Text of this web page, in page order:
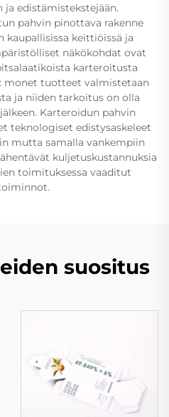
edistämistekstejään.
pahvin pinottava rakenne
keittiöissä ja
näkökohdat ovat
karteroitusta
monet tuotteet valmistetaan
ja niiden tarkoitus on olla
Karteroidun pahvin
teknologiset edistysaskeleet
mutta samalla vankempiin
kuljetuskustannuksia
toimituksessa vaaditut
suositus